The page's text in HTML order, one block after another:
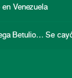
Venezuela
Betulio… Se